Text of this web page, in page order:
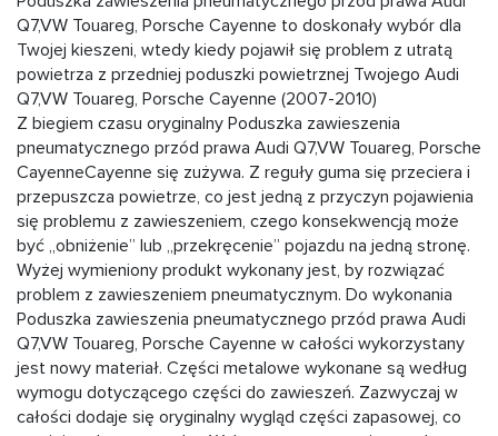
Q7,VW Touareg, Porsche Cayenne to doskonały wybór dla
Twojej kieszeni, wtedy kiedy pojawił się problem z utratą
powietrza z przedniej poduszki powietrznej Twojego Audi
Q7,VW Touareg, Porsche Cayenne (2007-2010)
Z biegiem czasu oryginalny Poduszka zawieszenia
pneumatycznego przód prawa Audi Q7,VW Touareg, Porsche
CayenneCayenne się zużywa. Z reguły guma się przeciera i
przepuszcza powietrze, co jest jedną z przyczyn pojawienia
się problemu z zawieszeniem, czego konsekwencją może
być „obniżenie” lub „przekręcenie” pojazdu na jedną stronę.
Wyżej wymieniony produkt wykonany jest, by rozwiązać
problem z zawieszeniem pneumatycznym. Do wykonania
Poduszka zawieszenia pneumatycznego przód prawa Audi
Q7,VW Touareg, Porsche Cayenne w całości wykorzystany
jest nowy materiał. Części metalowe wykonane są według
wymogu dotyczącego części do zawieszeń. Zazwyczaj w
całości dodaje się oryginalny wygląd części zapasowej, co